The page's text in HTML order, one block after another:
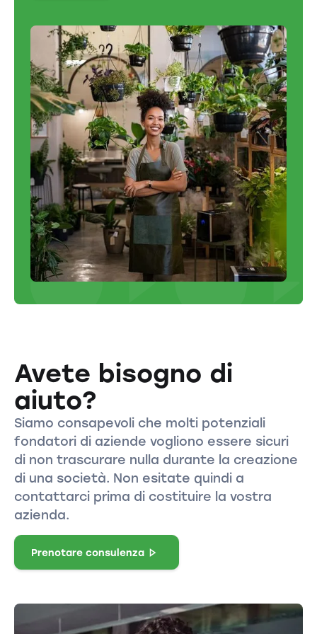
Avete bisogno di
aiuto?
Siamo consapevoli che molti potenziali
fondatori di aziende vogliono essere sicuri
di non trascurare nulla durante la creazione
di una società. Non esitate quindi a
contattarci prima di costituire la vostra
azienda.
Prenotare consulenza